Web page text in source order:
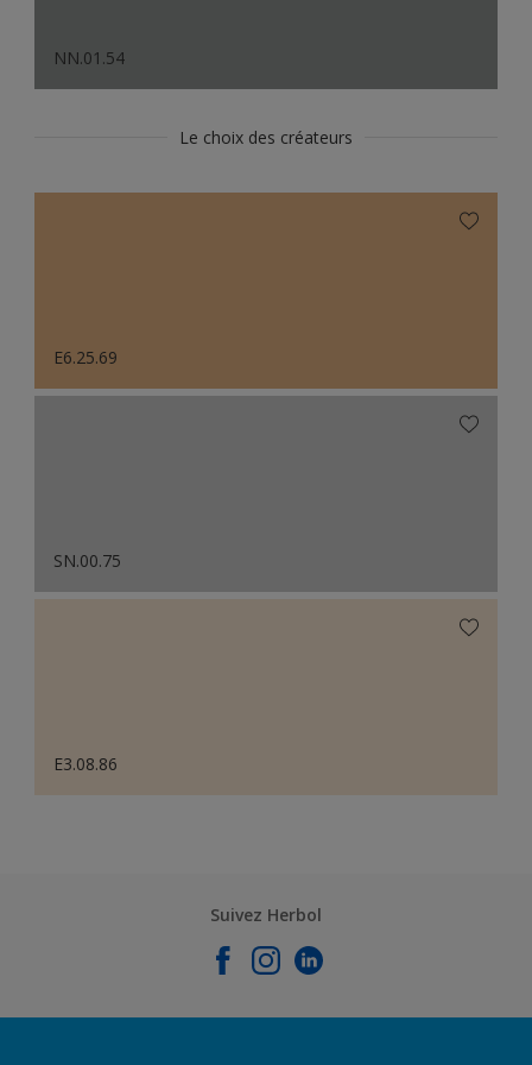
NN.01.54
Le choix des créateurs
E6.25.69
SN.00.75
E3.08.86
Suivez Herbol